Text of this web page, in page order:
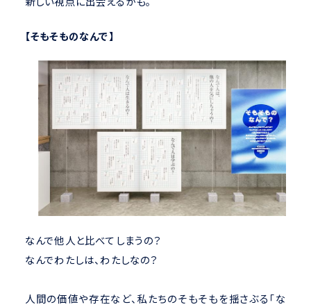
【そもそものなんで】
なんで他人と比べてしまうの？
なんでわたしは、わたしなの？
人間の価値や存在など、私たちのそもそもを揺さぶる「な